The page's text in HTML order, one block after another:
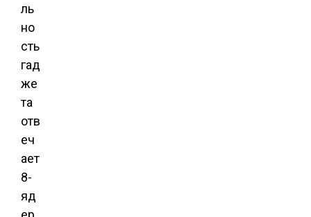
ль
но
сть
гад
же
та
отв
еч
ает
8-
яд